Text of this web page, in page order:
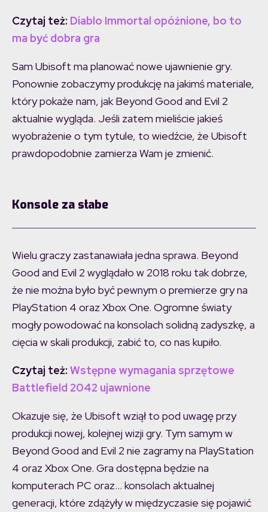
Czytaj też: Diablo Immortal opóźnione, bo to
ma być dobra gra
Sam Ubisoft ma planować nowe ujawnienie gry.
Ponownie zobaczymy produkcję na jakimś materiale,
który pokaże nam, jak Beyond Good and Evil 2
aktualnie wygląda. Jeśli zatem mieliście jakieś
wyobrażenie o tym tytule, to wiedźcie, że Ubisoft
prawdopodobnie zamierza Wam je zmienić.
Konsole za słabe
Wielu graczy zastanawiała jedna sprawa. Beyond
Good and Evil 2 wyglądało w 2018 roku tak dobrze,
że nie można było być pewnym o premierze gry na
PlayStation 4 oraz Xbox One. Ogromne światy
mogły powodować na konsolach solidną zadyszkę, a
cięcia w skali produkcji, zabić to, co nas kupiło.
Czytaj też: Wstępne wymagania sprzętowe
Battlefield 2042 ujawnione
Okazuje się, że Ubisoft wziął to pod uwagę przy
produkcji nowej, kolejnej wizji gry. Tym samym w
Beyond Good and Evil 2 nie zagramy na PlayStation
4 oraz Xbox One. Gra dostępna będzie na
komputerach PC oraz… konsolach aktualnej
generacji, które zdążyły w międzyczasie się pojawić